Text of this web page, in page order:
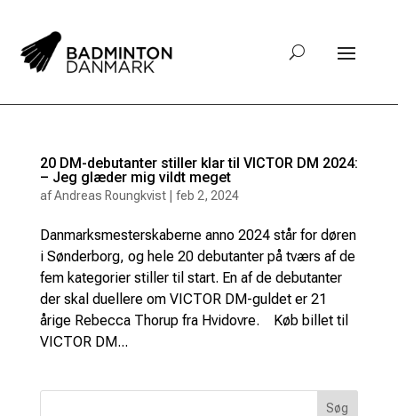
20 DM-debutanter stiller klar til VICTOR DM 2024:
– Jeg glæder mig vildt meget
afAndreas Roungkvist| feb 2, 2024
Danmarksmesterskaberne anno 2024 står for døren
i Sønderborg, og hele 20 debutanter på tværs af de
fem kategorier stiller til start. En af de debutanter
der skal duellere om VICTOR DM-guldet er 21
årige Rebecca Thorup fra Hvidovre. Køb billet til
VICTOR DM...
Søg